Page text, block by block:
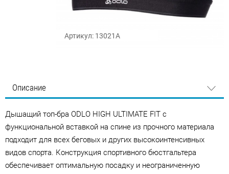
Артикул: 13021A
Описание
Дышащий топ-бра ODLO HIGH ULTIMATE FIT с
функциональной вставкой на спине из прочного материала
подходит для всех беговых и других высокоинтенсивных
видов спорта. Конструкция спортивного бюстгальтера
обеспечивает оптимальную посадку и неограниченную